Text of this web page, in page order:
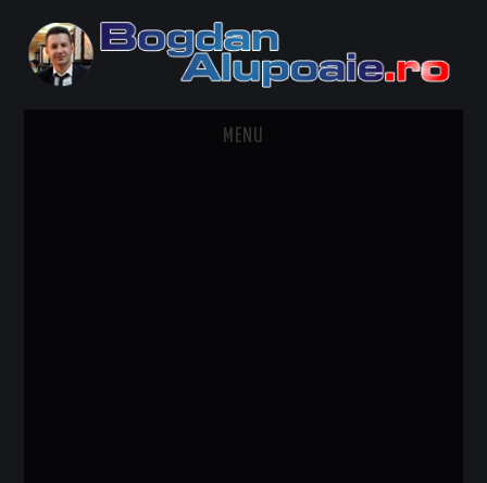
MENU